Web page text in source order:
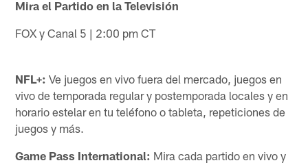
Mira el Partido en la Televisión
FOX y Canal 5 | 2:00 pm CT
NFL+: Ve juegos en vivo fuera del mercado, juegos en
vivo de temporada regular y postemporada locales y en
horario estelar en tu teléfono o tableta, repeticiones de
juegos y más.
Game Pass International: Mira cada partido en vivo y